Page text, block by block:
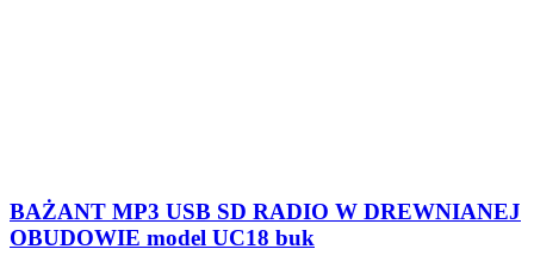
BAŻANT MP3 USB SD RADIO W DREWNIANEJ
OBUDOWIE model UC18 buk